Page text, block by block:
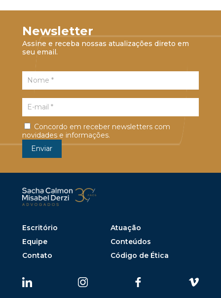
Newsletter
Assine e receba nossas atualizações direto em
seu email.
Concordo em receber newsletters com
novidades e informações.
Escritório
Atuação
Equipe
Conteúdos
Contato
Código de Ética